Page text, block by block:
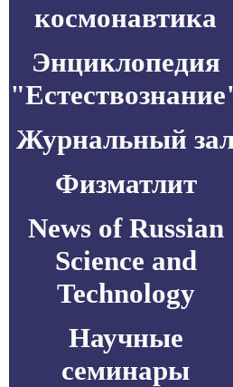
космонавтика
Энциклопедия
Журнальный
Физматлит
News of Russian
Science and
Technology
Научные
семинары